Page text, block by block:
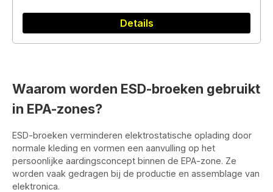
Details
Waarom worden ESD-broeken gebruikt
in EPA-zones?
ESD-broeken verminderen elektrostatische oplading door
normale kleding en vormen een aanvulling op het
persoonlijke aardingsconcept binnen de EPA-zone. Ze
worden vaak gedragen bij de productie en assemblage van
elektronica.